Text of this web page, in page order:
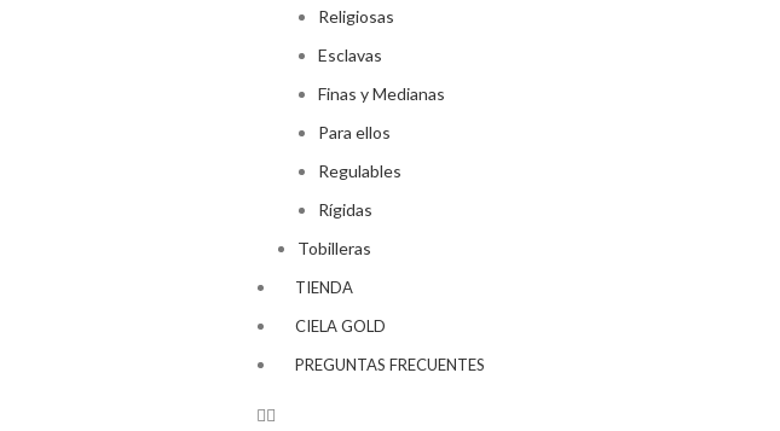
Religiosas
Esclavas
Finas y Medianas
Para ellos
Regulables
Rígidas
Tobilleras
TIENDA
CIELA GOLD
PREGUNTAS FRECUENTES